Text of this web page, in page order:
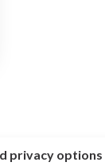
privacy options